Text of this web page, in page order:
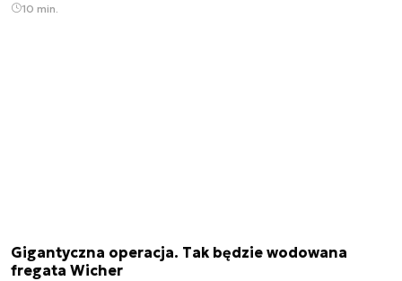
10 min.
Gigantyczna operacja. Tak będzie wodowana
fregata Wicher